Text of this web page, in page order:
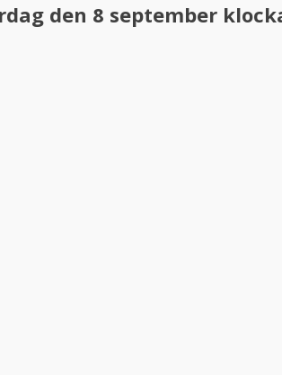
den 8 september